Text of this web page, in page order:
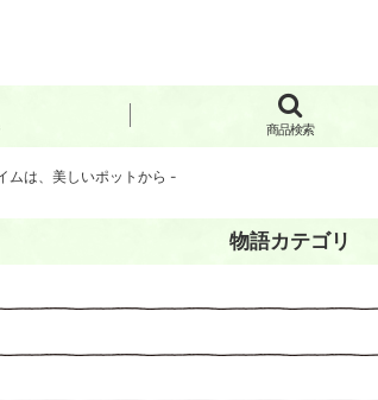
商品検索
ムは、美しいポットから -
物語カテゴリ